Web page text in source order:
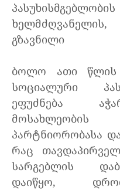
გზავნილი
ბოლო ათი წლის
სოციალური
ეფუძნება
პარტნიორობასა
რაც
სარგებლის
დაიწყო,